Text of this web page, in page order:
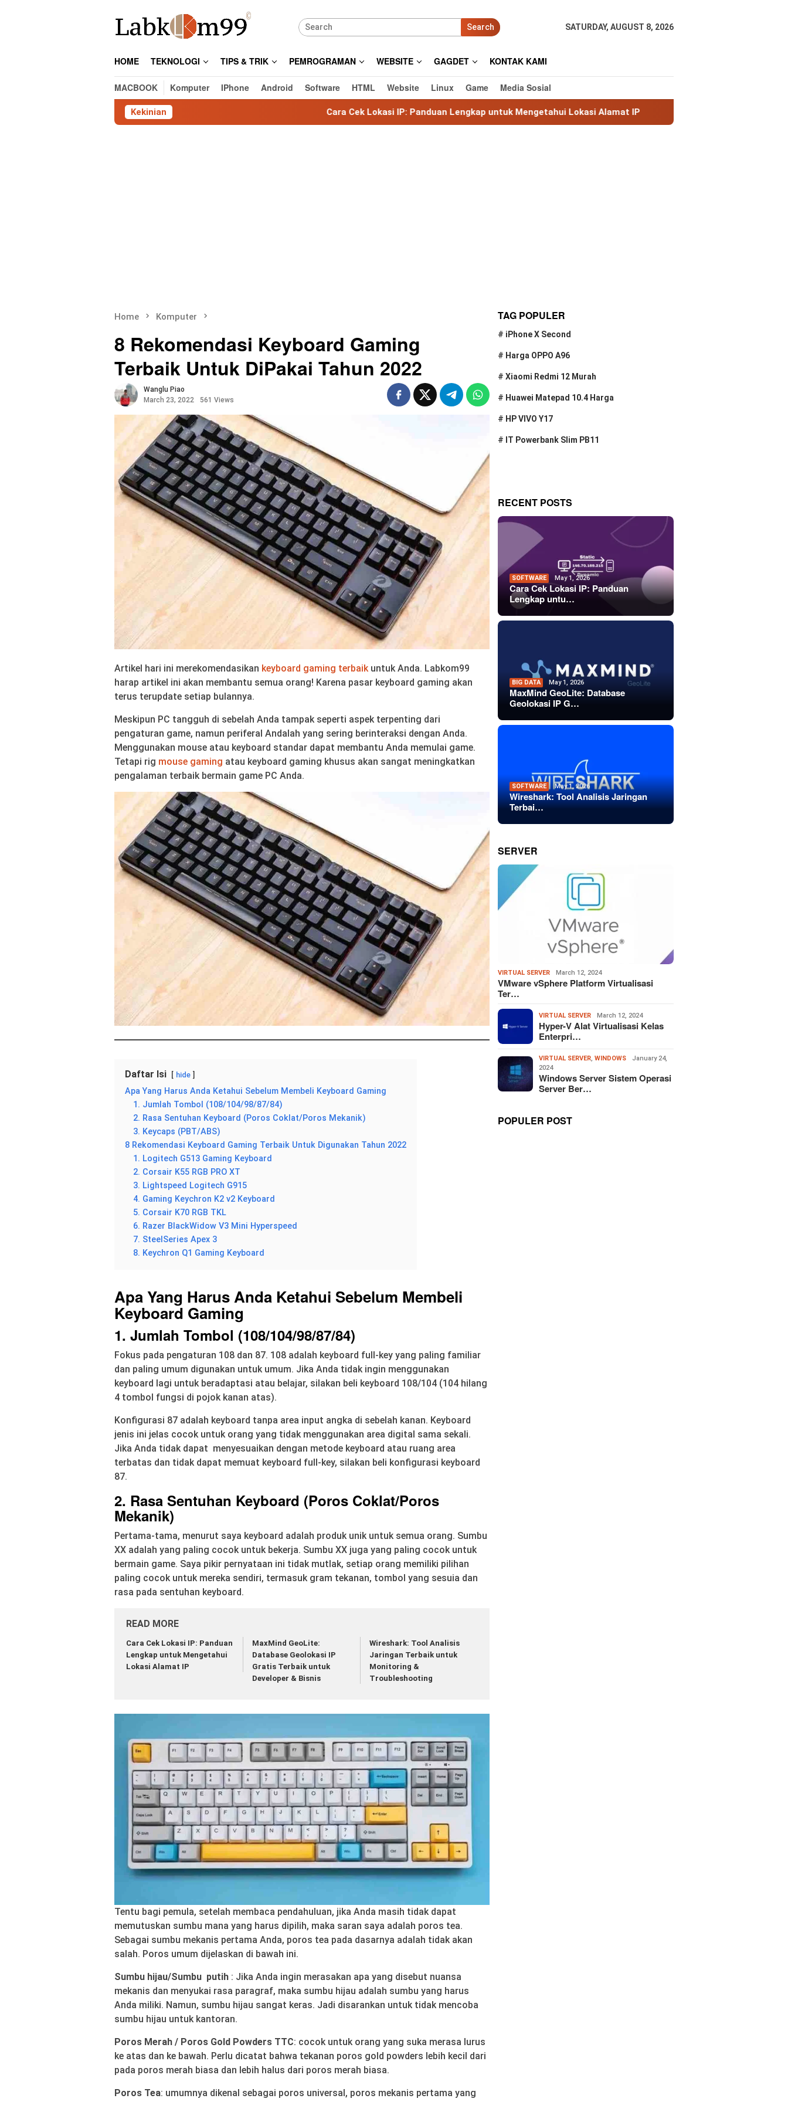
Search SATURDAY, AUGUST 8, 2026
HOME TEKNOLOGI TIPS & TRIK PEMROGRAMAN WEBSITE GAGDET KONTAK KAMI
MACBOOK Komputer IPhone Android Software HTML Website Linux Game Media Sosial
Kekinian Cara Cek Lokasi IP: Panduan Lengkap untuk Mengetahui Lokasi Alamat IP MaxMind GeoLite: Database Geolokasi
Home Komputer
8 Rekomendasi Keyboard Gaming
Terbaik Untuk DiPakai Tahun 2022
Wanglu Piao
March 23, 2022
561 Views
Artikel hari ini merekomendasikan keyboard gaming terbaik untuk Anda. Labkom99
harap artikel ini akan membantu semua orang! Karena pasar keyboard gaming akan
terus terupdate setiap bulannya.
Meskipun PC tangguh di sebelah Anda tampak seperti aspek terpenting dari
pengaturan game, namun periferal Andalah yang sering berinteraksi dengan Anda.
Menggunakan mouse atau keyboard standar dapat membantu Anda memulai game.
Tetapi rig mouse gaming atau keyboard gaming khusus akan sangat meningkatkan
pengalaman terbaik bermain game PC Anda.
Daftar Isi hide
Apa Yang Harus Anda Ketahui Sebelum Membeli Keyboard Gaming
1. Jumlah Tombol (108/104/98/87/84)
2. Rasa Sentuhan Keyboard (Poros Coklat/Poros Mekanik)
3. Keycaps (PBT/ABS)
8 Rekomendasi Keyboard Gaming Terbaik Untuk Digunakan Tahun 2022
1. Logitech G513 Gaming Keyboard
2. Corsair K55 RGB PRO XT
3. Lightspeed Logitech G915
4. Gaming Keychron K2 v2 Keyboard
5. Corsair K70 RGB TKL
6. Razer BlackWidow V3 Mini Hyperspeed
7. SteelSeries Apex 3
8. Keychron Q1 Gaming Keyboard
Apa Yang Harus Anda Ketahui Sebelum Membeli
Keyboard Gaming
1. Jumlah Tombol (108/104/98/87/84)
Fokus pada pengaturan 108 dan 87. 108 adalah keyboard full-key yang paling familiar
dan paling umum digunakan untuk umum. Jika Anda tidak ingin menggunakan
keyboard lagi untuk beradaptasi atau belajar, silakan beli keyboard 108/104 (104 hilang
4 tombol fungsi di pojok kanan atas).
Konfigurasi 87 adalah keyboard tanpa area input angka di sebelah kanan. Keyboard
jenis ini jelas cocok untuk orang yang tidak menggunakan area digital sama sekali.
Jika Anda tidak dapat menyesuaikan dengan metode keyboard atau ruang area
terbatas dan tidak dapat memuat keyboard full-key, silakan beli konfigurasi keyboard
87.
2. Rasa Sentuhan Keyboard (Poros Coklat/Poros
Mekanik)
Pertama-tama, menurut saya keyboard adalah produk unik untuk semua orang. Sumbu
XX adalah yang paling cocok untuk bekerja. Sumbu XX juga yang paling cocok untuk
bermain game. Saya pikir pernyataan ini tidak mutlak, setiap orang memiliki pilihan
paling cocok untuk mereka sendiri, termasuk gram tekanan, tombol yang sesuia dan
rasa pada sentuhan keyboard.
READ MORE
Cara Cek Lokasi IP: Panduan
Lengkap untuk Mengetahui
Lokasi Alamat IP
MaxMind GeoLite:
Database Geolokasi IP
Gratis Terbaik untuk
Developer & Bisnis
Wireshark: Tool Analisis
Jaringan Terbaik untuk
Monitoring &
Troubleshooting
Tentu bagi pemula, setelah membaca pendahuluan, jika Anda masih tidak dapat
memutuskan sumbu mana yang harus dipilih, maka saran saya adalah poros tea.
Sebagai sumbu mekanis pertama Anda, poros tea pada dasarnya adalah tidak akan
salah. Poros umum dijelaskan di bawah ini.
Sumbu hijau/Sumbu putih : Jika Anda ingin merasakan apa yang disebut nuansa
mekanis dan menyukai rasa paragraf, maka sumbu hijau adalah sumbu yang harus
Anda miliki. Namun, sumbu hijau sangat keras. Jadi disarankan untuk tidak mencoba
sumbu hijau untuk kantoran.
Poros Merah / Poros Gold Powders TTC: cocok untuk orang yang suka merasa lurus
ke atas dan ke bawah. Perlu dicatat bahwa tekanan poros gold powders lebih kecil dari
pada poros merah biasa dan lebih halus dari poros merah biasa.
Poros Tea: umumnya dikenal sebagai poros universal, poros mekanis pertama yang
TAG POPULER
# iPhone X Second
# Harga OPPO A96
#Xiaomi Redmi 12 Murah
# Huawei Matepad 10.4 Harga
# HP VIVO Y17
# IT Powerbank Slim PB11
RECENT POSTS
SOFTWARE May 1, 2026
Cara Cek Lokasi IP: Panduan
Lengkap untu…
BIG DATA May 1, 2026
MaxMind GeoLite: Database
Geolokasi IP G…
SOFTWARE May 1, 2026
Wireshark: Tool Analisis Jaringan
Terbai…
SERVER
VIRTUAL SERVER March 12, 2024
VMware vSphere Platform Virtualisasi
Ter…
VIRTUAL SERVER March 12, 2024
Hyper-V Alat Virtualisasi Kelas
Enterpri…
VIRTUAL SERVER,WINDOWS
January 24,
2024
Windows Server Sistem Operasi
Server Ber…
POPULER POST